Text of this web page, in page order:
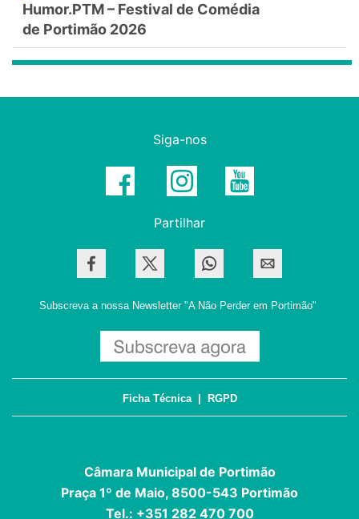
Humor.PTM – Festival de Comédia
de Portimão 2026
Siga-nos
Partilhar
Subscreva a nossa Newsletter "A Não Perder em Portimão"
Ficha Técnica| RGPD
Câmara Municipal de Portimão
Praça 1º de Maio, 8500-543 Portimão
Tel.: +351 282 470 700